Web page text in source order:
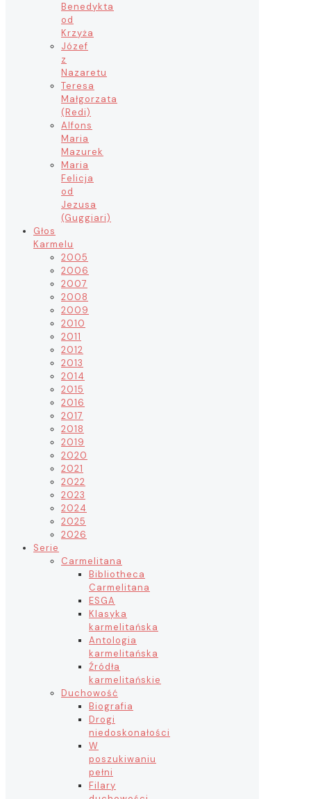
Benedykta
od
Krzyża
Józef
z
Nazaretu
Teresa
Małgorzata
(Redi)
Alfons
Maria
Mazurek
Maria
Felicja
od
Jezusa
(Guggiari)
Głos
Karmelu
2005
2006
2007
2008
2009
2010
2011
2012
2013
2014
2015
2016
2017
2018
2019
2020
2021
2022
2023
2024
2025
2026
Serie
Carmelitana
Bibliotheca
Carmelitana
ESGA
Klasyka
karmelitańska
Antologia
karmelitańska
Źródła
karmelitańskie
Duchowość
Biografia
Drogi
niedoskonałości
W
poszukiwaniu
pełni
Filary